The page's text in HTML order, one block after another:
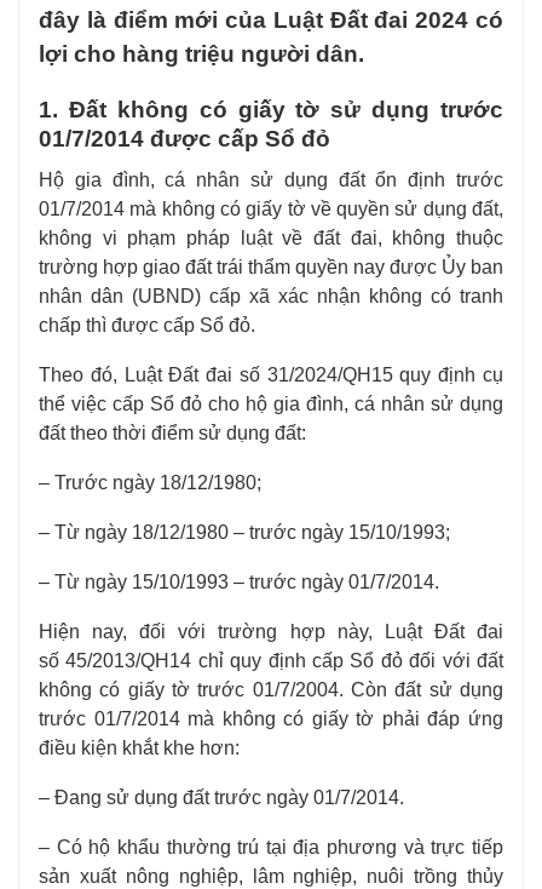
đây là điểm mới của Luật Đất đai 2024 có
lợi cho hàng triệu người dân.
1. Đất không có giấy tờ sử dụng trước
01/7/2014 được cấp Sổ đỏ
Hộ gia đình, cá nhân sử dụng đất ổn định trước
01/7/2014 mà không có giấy tờ về quyền sử dụng đất,
không vi phạm pháp luật về đất đai, không thuộc
trường hợp giao đất trái thẩm quyền nay được Ủy ban
nhân dân (UBND) cấp xã xác nhận không có tranh
chấp thì được cấp Sổ đỏ.
Theo đó, Luật Đất đai số 31/2024/QH15quy định cụ
thể việc cấp Sổ đỏ cho hộ gia đình, cá nhân sử dụng
đất theo thời điểm sử dụng đất:
– Trước ngày 18/12/1980;
– Từ ngày 18/12/1980 – trước ngày 15/10/1993;
– Từ ngày 15/10/1993 – trước ngày 01/7/2014.
Hiện nay, đối với trường hợp này, Luật Đất đai
số45/2013/QH14 chỉ quy định cấp Sổ đỏ đối với đất
không có giấy tờ trước 01/7/2004. Còn đất sử dụng
trước 01/7/2014 mà không có giấy tờ phải đáp ứng
điều kiện khắt khe hơn:
– Đang sử dụng đất trước ngày 01/7/2014.
– Có hộ khẩu thường trú tại địa phương và trực tiếp
sản xuất nông nghiệp, lâm nghiệp, nuôi trồng thủy